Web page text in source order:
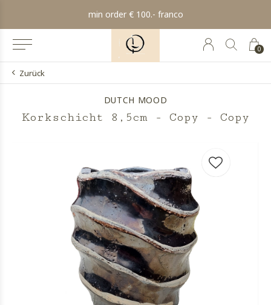
0
min order € 100.- franco
Zurück
DUTCH MOOD
Korkschicht 8,5cm - Copy - Copy